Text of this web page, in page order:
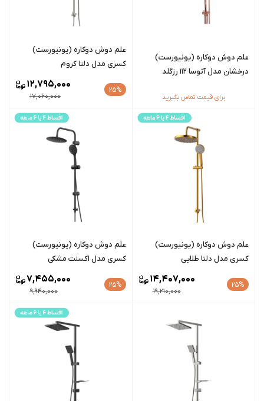
علم دوش دوکاره (یونیورست)
درخشان مدل آتوسا 112 رزگلد
برای قیمت تماس بگیرید
علم دوش دوکاره (یونیورست)
کسری مدل دلتا کروم
25%
17,060,000
12,795,000
علم دوش دوکاره (یونیورست)
کسری مدل دلتا طلایی
25%
19,210,000
14,407,000
علم دوش دوکاره (یونیورست)
کسری مدل اکسنت مشکی
25%
9,940,000
7,455,000